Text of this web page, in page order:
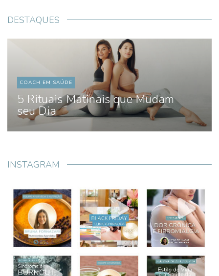
DESTAQUES
COACH EM SAÚDE
5 Rituais Matinais que Mudam
seu Dia
INSTAGRAM